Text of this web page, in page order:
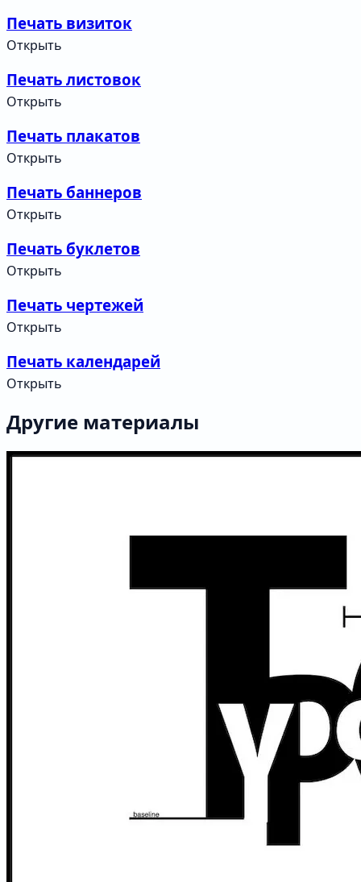
Печать визиток
Открыть
Печать листовок
Открыть
Печать плакатов
Открыть
Печать баннеров
Открыть
Печать буклетов
Открыть
Печать чертежей
Открыть
Печать календарей
Открыть
Другие материалы